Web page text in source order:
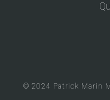
© 2024 Patrick Marin